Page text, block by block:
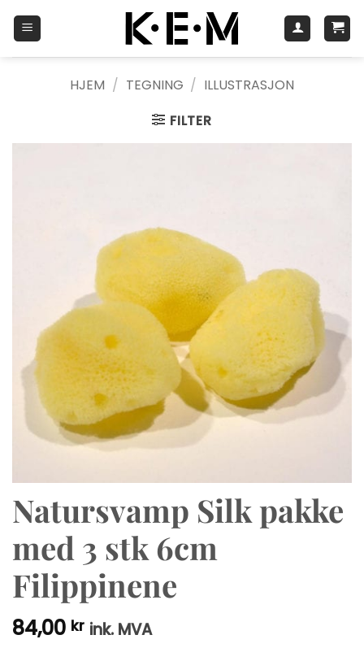
HJEM / TEGNING / ILLUSTRASJON
FILTER
Natursvamp Silk pakke
med 3 stk 6cm
Filippinene
84,00 kr ink. MVA